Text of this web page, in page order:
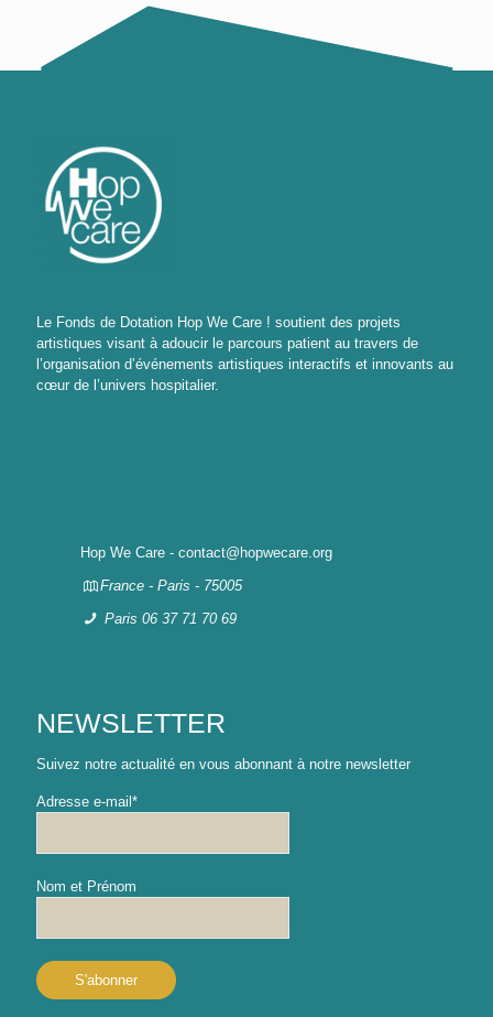
Le Fonds de Dotation Hop We Care ! soutient des projets
artistiques visant à adoucir le parcours patient au travers de
l’organisation d’événements artistiques interactifs et innovants au
cœur de l’univers hospitalier.
Hop We Care - contact@hopwecare.org
France - Paris - 75005
Paris 06 37 71 70 69
NEWSLETTER
Suivez notre actualité en vous abonnant à notre newsletter
Adresse e-mail*
Nom et Prénom